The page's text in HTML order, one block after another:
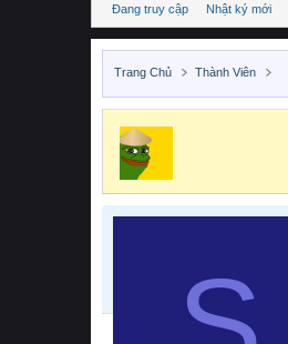
Đang truy cập Nhật ký mới
Trang Chủ Thành Viên